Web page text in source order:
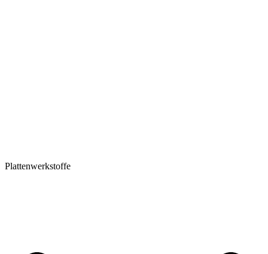
Plattenwerkstoffe